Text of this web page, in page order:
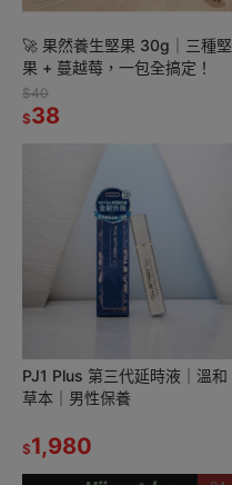
🚀 果然養生堅果 30g｜三種堅
果 + 蔓越莓，一包全搞定！
$40
$38
PJ1 Plus 第三代延時液｜溫和
草本｜男性保養
$1,980